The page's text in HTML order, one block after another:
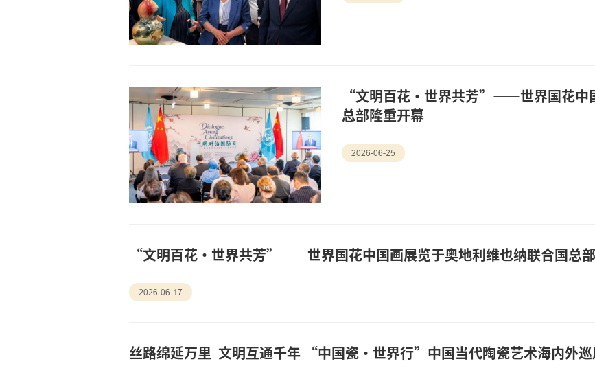
“文明百花·世界共芳”——世界国花中
总部隆重开幕
2026-06-25
“文明百花·世界共芳”——世界国花中国画展览于奥地利维也纳联合国总
2026-06-17
丝路绵延万里 文明互通千年 “中国瓷・世界行”中国当代陶瓷艺术海内外